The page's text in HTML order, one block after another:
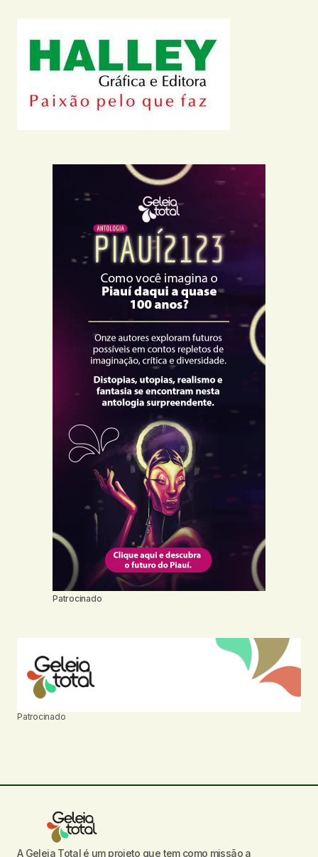
Patrocinado
Patrocinado
A Geleia Total é um projeto que tem como missão a